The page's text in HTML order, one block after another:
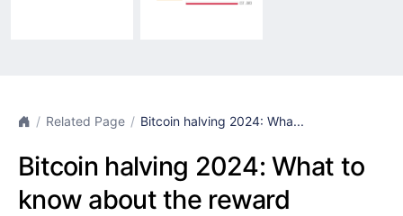
Related Page Bitcoin halving 2024: Wha...
Bitcoin halving 2024: What to
know about the reward